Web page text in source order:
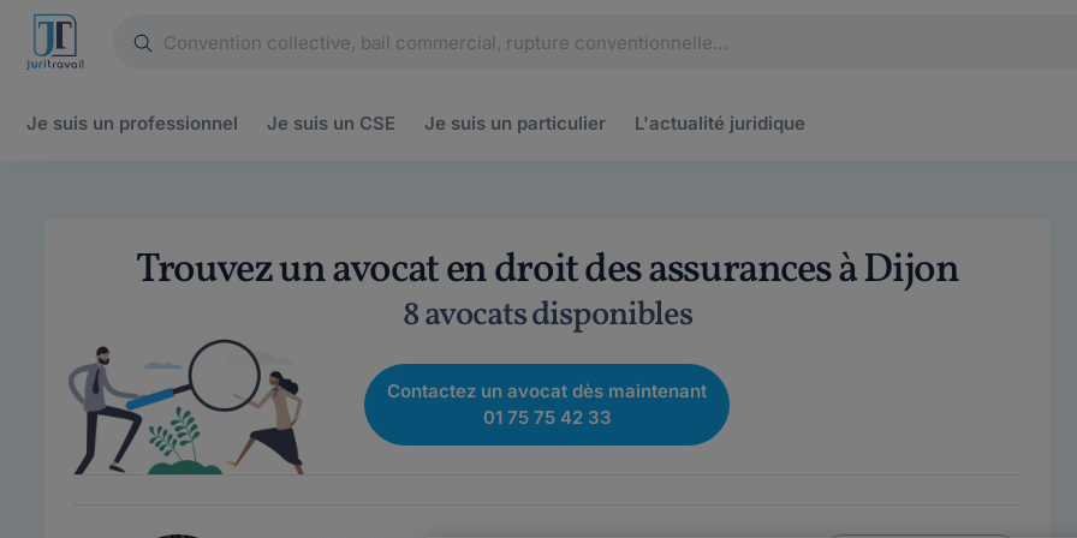
Je suis un professionnel Je suis un CSE Je suis un particulier L'actualité juridique
Trouvez un avocat en droit des assurances à Dijon
8 avocats disponibles
Contactez un avocat dès maintenant
01 75 75 42 33